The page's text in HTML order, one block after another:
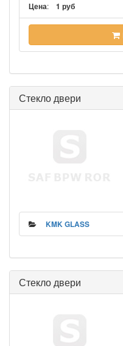
Цена: 1 руб
Стекло двери
KMK GLASS
Стекло двери